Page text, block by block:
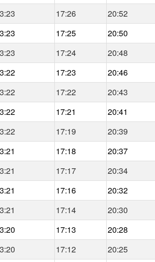
17:26 20:52
17:25 20:50
17:24 20:48
17:23 20:46
17:22 20:43
17:21 20:41
17:19 20:39
17:18 20:37
17:17 20:34
17:16 20:32
17:14 20:30
17:13 20:28
17:12 20:25